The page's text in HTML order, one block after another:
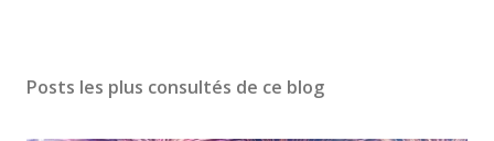
Posts les plus consultés de ce blog